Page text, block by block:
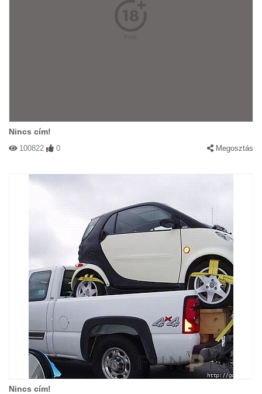
Nincs cím!
100822 0 Megosztás
Nincs cím!